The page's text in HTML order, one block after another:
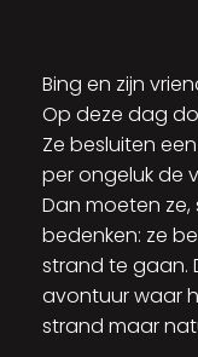
Bing en zijn
Op deze dag
Ze besluiten
per ongeluk de
Dan moeten ze,
bedenken: ze
strand te gaan.
avontuur waar
strand maar